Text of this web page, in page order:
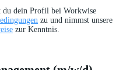
dein Profil bei Workwise
zu und nimmst unsere
zur Kenntnis.